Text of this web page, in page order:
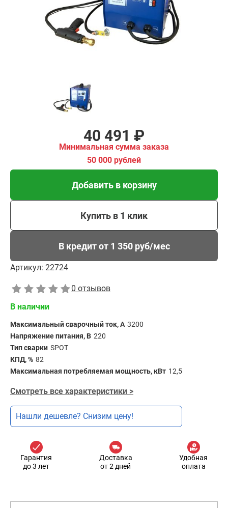
40 491 ₽
Минимальная сумма заказа
50 000 рублей
Добавить в корзину
Купить в 1 клик
В кредит от 1 350 руб/мес
Артикул: 22724
0 отзывов
В наличии
Максимальный сварочный ток, А 3200
Напряжение питания, В 220
Тип сварки SPOT
КПД, % 82
Максимальная потребляемая мощность, кВт 12,5
Смотреть все характеристики >
Нашли дешевле? Снизим цену!
Гарантия
до 3 лет
Доставка
от 2 дней
Удобная
оплата
Купить в 1 клик
В кредит от 1 350 руб/